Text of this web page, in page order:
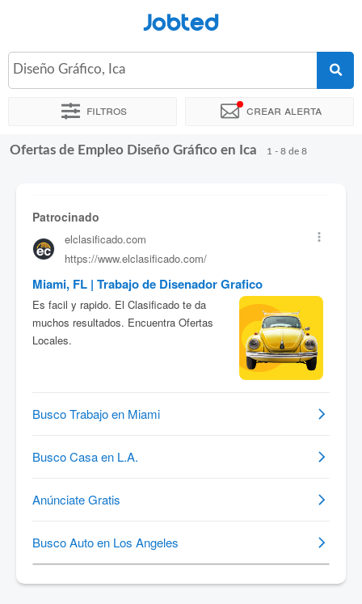
Jobted
Diseño Gráfico, Ica
Filtros Crear alerta
Ordenar por Ubicación exacta Horas de trabajo
Ofertas de Empleo Diseño Gráfico en Ica 1 - 8 de 8